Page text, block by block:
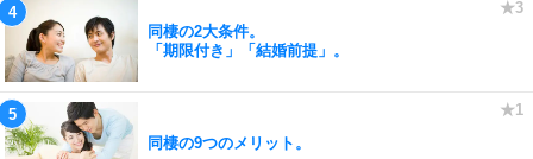
同棲の2大条件。
「期限付き」「結婚前提」。
同棲の9つのメリット。